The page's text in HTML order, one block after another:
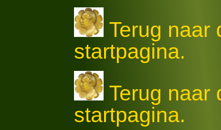
Terug naar
startpagina.
Terug naar
startpagina.